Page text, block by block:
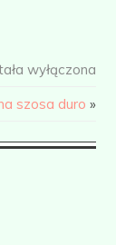
wyłączona
szosa duro »